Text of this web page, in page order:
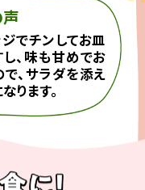
でチンしてお皿
、味も甘めでお
、サラダを添え
ります。